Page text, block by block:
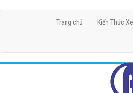
Trang chủ Kiến Thức Xe